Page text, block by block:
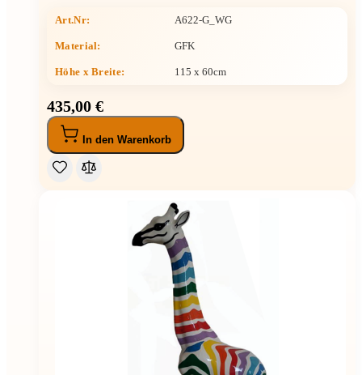
Art.Nr: A622-G_WG
Material: GFK
Höhe x Breite: 115 x 60cm
435,00 €
In den Warenkorb